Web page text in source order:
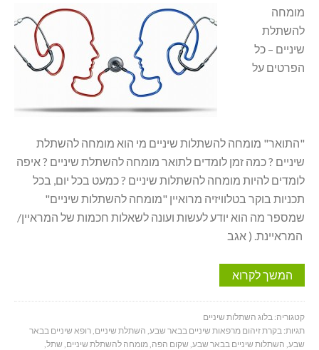
מומחה
להשתלת
שיניים – כל
הפרטים על
"התואר" מומחה להשתלות שיניים מי הוא מומחה להשתלת
שיניים ? כמה זמן לומדים לתואר מומחה להשתלת שיניים ? איפה
לומדים להיות מומחה להשתלות שיניים ? כמעט בכל יום, בכל
תכניות בוקר בטלוויזיה מרואיין "מומחה להשתלות שיניים"
שמספר מה הוא יודע לעשות ועונה לשאלות חכמות של המראיין/
המראיינת. ( אגב
המשך לקרוא
קטגוריה: בלוג השתלות שיניים
תגיות: בקרת זיהום מרפאות שיניים בבאר שבע, השתלת שיניים,רופא שיניים בבאר
שבע, השתלות שיניים בבאר שבע, שקום הפה,מומחה להשתלת שיניים, שתל,